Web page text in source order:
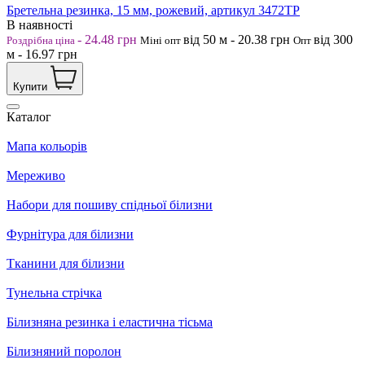
Бретельна резинка, 15 мм, рожевий, артикул 3472ТР
В наявності
Роздрібна ціна - 24.48 грн Міні опт від 50 м - 20.38 грн Опт від 300
м - 16.97 грн
Купити
Каталог
Мапа кольорів
Мереживо
Набори для пошиву спідньої білизни
Фурнітура для білизни
Тканини для білизни
Тунельна стрічка
Білизняна резинка і еластична тісьма
Білизняний поролон